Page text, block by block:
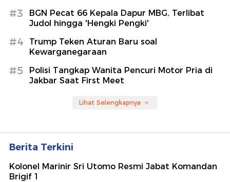
#3
BGN Pecat 66 Kepala Dapur MBG, Terlibat
Judol hingga 'Hengki Pengki'
#4
Trump Teken Aturan Baru soal
Kewarganegaraan
#5
Polisi Tangkap Wanita Pencuri Motor Pria di
Jakbar Saat First Meet
Lihat Selengkapnya
Berita Terkini
Kolonel Marinir Sri Utomo Resmi Jabat Komandan
Brigif 1